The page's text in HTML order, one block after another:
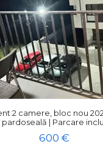
2 camere, bloc nou
pardoseală | Parcare
600 €